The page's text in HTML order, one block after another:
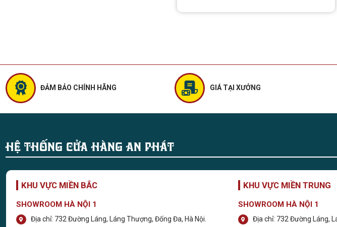
ĐẢM BẢO CHÍNH HÃNG GIÁ TẠI XƯỞNG
HỆ THỐNG CỬA HÀNG AN PHÁT
KHU VỰC MIỀN BẮC
SHOWROOM HÀ NỘI 1
Địa chỉ: 732 Đường Láng, Láng Thượng, Đống Đa, Hà Nội.
KHU VỰC MIỀN TRUNG
SHOWROOM HÀ NỘI 1
Địa chỉ: 732 Đường Láng,